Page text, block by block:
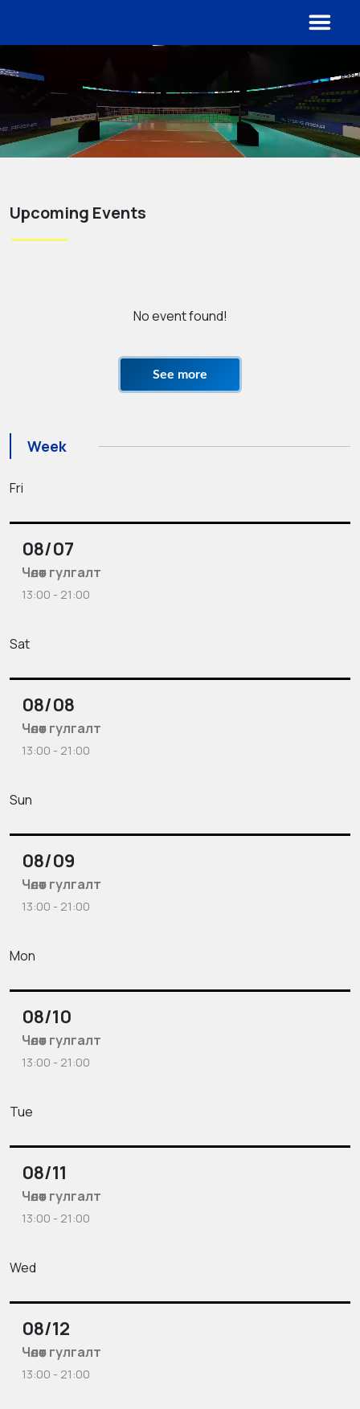
Upcoming Events
No event found!
See more
Week
Fri
08/07
Чөлөөт гулгалт
13:00 - 21:00
Sat
08/08
Чөлөөт гулгалт
13:00 - 21:00
Sun
08/09
Чөлөөт гулгалт
13:00 - 21:00
Mon
08/10
Чөлөөт гулгалт
13:00 - 21:00
Tue
08/11
Чөлөөт гулгалт
13:00 - 21:00
Wed
08/12
Чөлөөт гулгалт
13:00 - 21:00